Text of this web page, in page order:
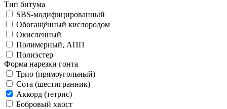
Тип битума
SBS-модифицированный
Обогащённый кислородом
Окисленный
Полимерный, АПП
Полиэстер
Форма нарезки гонта
Трио (прямоугольный)
Сота (шестигранник)
Аккорд (тетрис)
Бобровый хвост